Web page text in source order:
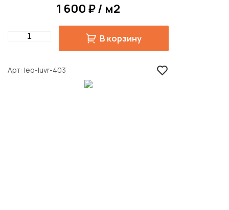
1 600 ₽ / м2
Quantity В корзину
Арт leo-luvr-403